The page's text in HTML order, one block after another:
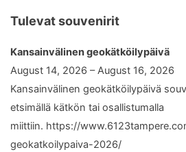
Tulevat souvenirit
Kansainvälinen geokätköilypäivä
August 14, 2026 – August 16, 2026
Kansainvälinen geokätköilypäivä
etsimällä kätkön tai osallistumalla
miittiin. https://
geokatkoilypaiva-2026/